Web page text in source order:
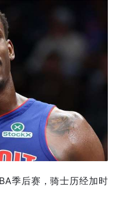
季后赛，骑士历经加时